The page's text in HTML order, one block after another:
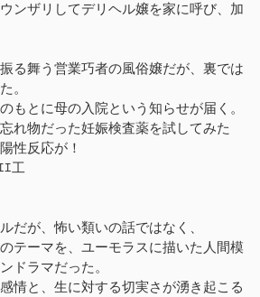
ンザリしてデリヘル嬢を家に呼び、加
る舞う営業巧者の風俗嬢だが、裏では
。
もとに母の入院という知らせが届く。
れ物だった妊娠検査薬を試してみた
性反応が！
ｴ工
だが、怖い類いの話ではなく、
テーマを、ユーモラスに描いた人間模
ドラマだった。
情と、生に対する切実さが湧き起こる